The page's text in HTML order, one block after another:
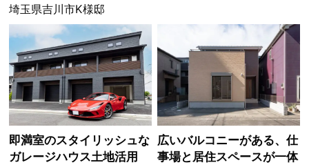
埼玉県吉川市K様邸
即満室のスタイリッシュな
ガレージハウス土地活用
広いバルコニーがある、仕
事場と居住スペースが一体